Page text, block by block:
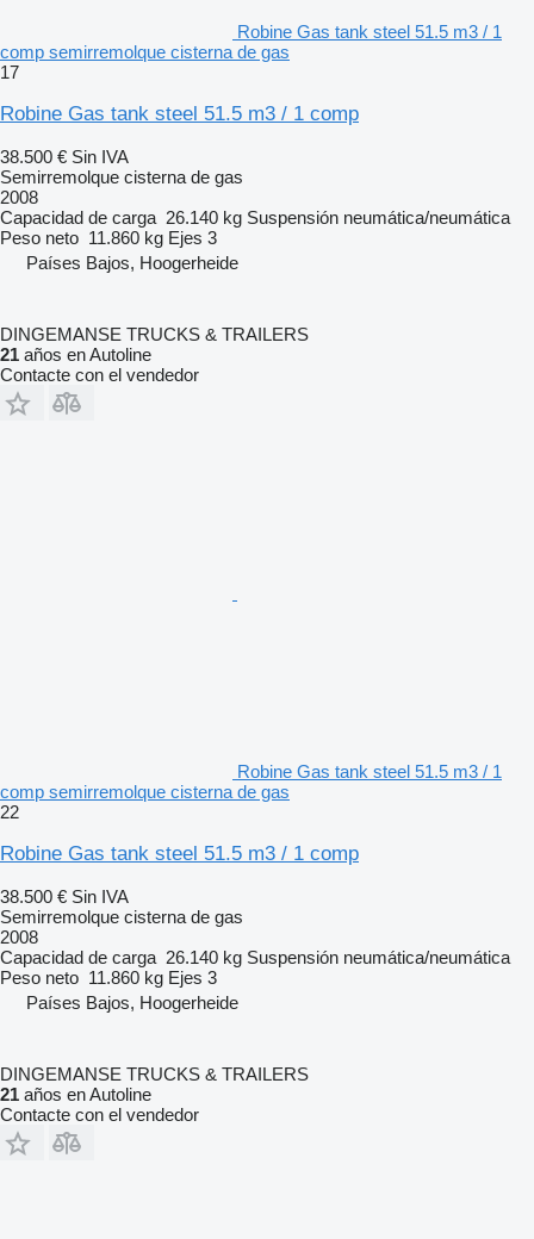
Robine Gas tank steel 51.5 m3 / 1
comp semirremolque cisterna de gas
17
Robine Gas tank steel 51.5 m3 / 1 comp
38.500 € Sin IVA
Semirremolque cisterna de gas
2008
Capacidad de carga 26.140 kg Suspensión neumática/neumática
Peso neto 11.860 kg Ejes 3
Países Bajos, Hoogerheide
DINGEMANSE TRUCKS & TRAILERS
21 años en Autoline
Contacte con el vendedor
Robine Gas tank steel 51.5 m3 / 1
comp semirremolque cisterna de gas
22
Robine Gas tank steel 51.5 m3 / 1 comp
38.500 € Sin IVA
Semirremolque cisterna de gas
2008
Capacidad de carga 26.140 kg Suspensión neumática/neumática
Peso neto 11.860 kg Ejes 3
Países Bajos, Hoogerheide
DINGEMANSE TRUCKS & TRAILERS
21 años en Autoline
Contacte con el vendedor